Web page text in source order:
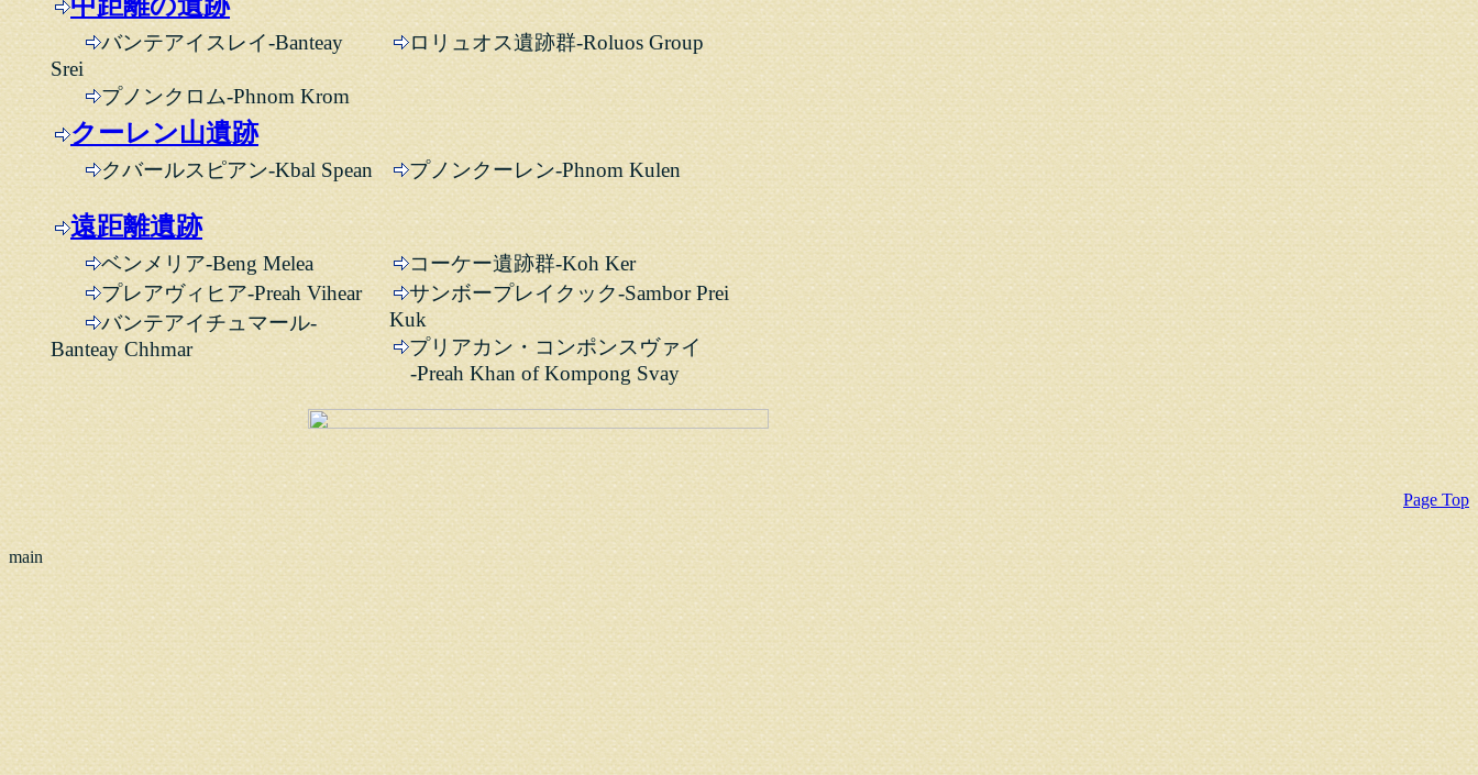
バンテアイスレイ-Banteay
Srei
プノンクロム-Phnom Krom
ロリュオス遺跡群-Roluos Group
クーレン山遺跡
クバールスピアン-Kbal Spean プノンクーレン-Phnom Kulen
遠距離遺跡
ベンメリア-Beng Melea
プレアヴィヒア-Preah Vihear
バンテアイチュマール-
Banteay Chhmar
コーケー遺跡群-Koh Ker
サンボープレイクック-Sambor Prei
Kuk
プリアカン・コンポンスヴァイ
-Preah Khan of Kompong Svay
Page Top
main